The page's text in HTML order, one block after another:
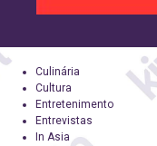
Culinária
Cultura
Entretenimento
Entrevistas
In Asia